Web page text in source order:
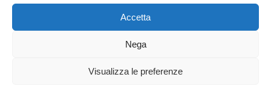
Accetta
Nega
Visualizza le preferenze
l'architettura
© 2026 Sovatec S.r.l. • All Rights Reserved • Cap. Soc.: €
10.000,00 Iscriz. Reg. Imprese AL P.I./C.F: IT 02754750061